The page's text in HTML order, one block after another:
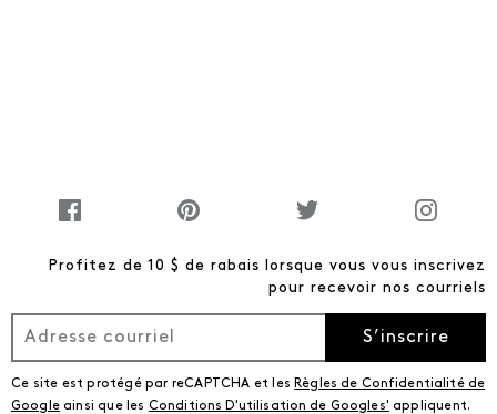
Profitez de 10 $ de rabais lorsque vous vous inscrivez
pour recevoir nos courriels
S’inscrire
Ce site est protégé par reCAPTCHA et les Règles de Confidentialité de
Googleainsi que les Conditions D'utilisation de Googles' appliquent.